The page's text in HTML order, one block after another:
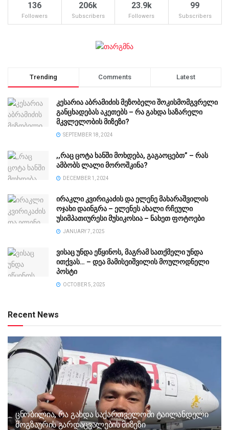
136
Followers
206k
Subscribers
23.9k
Followers
99
Subscribers
Trending Comments Latest
კესარია აბრამიძის მეზობელი შოკისმომგვრელი
განცხადებას აკეთებს – რა გახდა საზარელი
მკვლელობის მიზეზი?
SEPTEMBER 18, 2024
,,რაც ცოტა ხანში მოხდება, გაგაოცებთ” – რას
ამბობს ლალი მოროშკინა?
DECEMBER 1, 2024
ირაკლი კვირიკაძის და ელენე მახარაშვილის
ოჯახი დაინგრა – ელენეს ახალი რჩეული
უსიმპათიურესი მუსიკოსია – ნახეთ ფოტოები
JANUARY 7, 2025
ვისაც უნდა ეწყინოს, მაგრამ სათქმელი უნდა
ითქვას… – დეა მამისეიშვილის მოულოდნელი
პოსტი
OCTOBER 5, 2025
Recent News
ცნობილია, რა გახდა საქართველოში ტაილანდელი
მოგზაურის გარდაცვალების მიზეზი